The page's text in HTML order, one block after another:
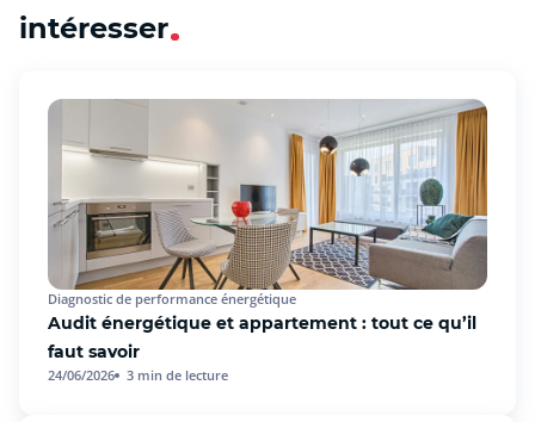
intéresser
Audit énergétique et appartement : tout ce qu’il
faut savoir
Diagnostic de performance énergétique
24/06/2026 3 min de lecture